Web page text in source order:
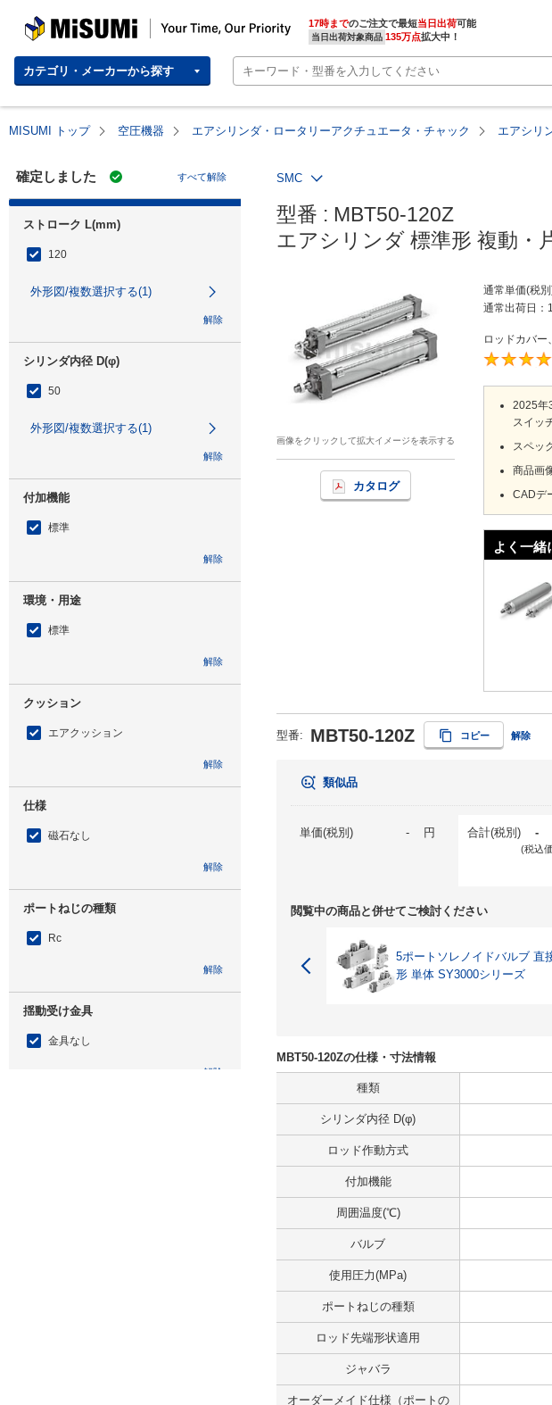
MISUMI | Your Time, Our Priority 17時までのご注文で最短当日出荷
当日出荷対象商品 135万点拡大中！
カテゴリ・メーカーから探す
MISUMI トップ 空圧機器 エアシリンダ・ロータリーアクチュエータ・チャック エアシリ
確定しました すべて解除
ストローク L(mm)
120
外形図/複数選択する(1)
解除
シリンダ内径 D(φ)
50
外形図/複数選択する(1)
解除
付加機能
標準
解除
環境・用途
標準
解除
クッション
エアクッション
解除
仕様
磁石なし
解除
ポートねじの種類
Rc
解除
揺動受け金具
金具なし
解除
SMC
型番 : MBT50-120Z
エアシリンダ 標準形 複動・
画像をクリックして拡大イメージを表示する
カタログ
通常単価(税
通常出荷日：
ロッドカバ
2025年
スイッ
スペッ
商品画
CADデ
よく一緒
型番: MBT50-120Z コピー 解除
類似品
単価(税別) - 円 合計(税別) -
(税込
閲覧中の商品と併せてご検討ください
5ポートソレノイドバルブ 直
形 単体 SY3000シリーズ
MBT50-120Zの仕様・寸法情報
種類
シリンダ内径 D(φ)
ロッド作動方式
付加機能
周囲温度(℃)
バルブ
使用圧力(MPa)
ポートねじの種類
ロッド先端形状適用
ジャバラ
オーダーメイド仕様（ポートの